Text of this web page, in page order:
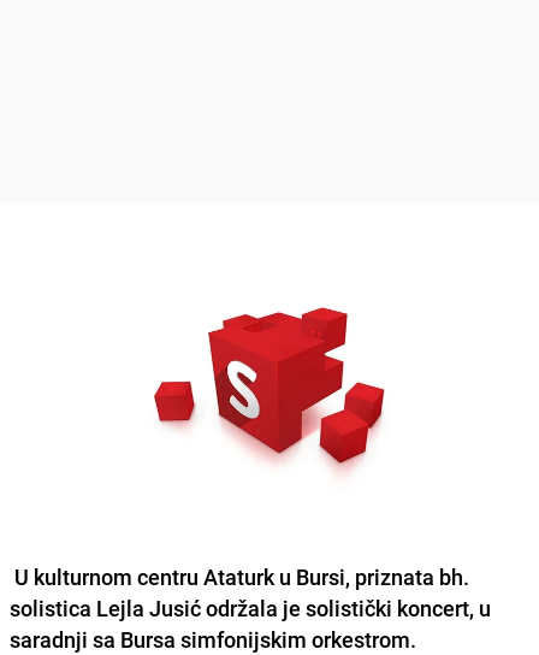
U kulturnom centru Ataturk u Bursi, priznata bh.
solistica Lejla Jusić održala je solistički koncert, u
saradnji sa Bursa simfonijskim orkestrom.